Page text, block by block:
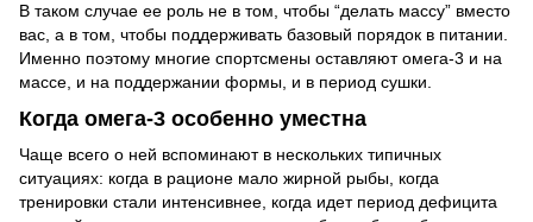
В таком случае ее роль не в том, чтобы “делать массу” вместо
вас, а в том, чтобы поддерживать базовый порядок в питании.
Именно поэтому многие спортсмены оставляют омега-3 и на
массе, и на поддержании формы, и в период сушки.
Когда омега-3 особенно уместна
Чаще всего о ней вспоминают в нескольких типичных
ситуациях: когда в рационе мало жирной рыбы, когда
тренировки стали интенсивнее, когда идет период дефицита